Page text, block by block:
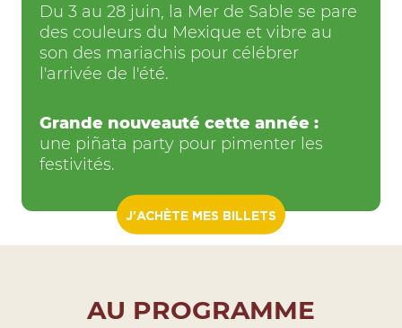
Du 3 au 28 juin, la Mer de Sable se pare
des couleurs du Mexique et vibre au
son des mariachis pour célébrer
l'arrivée de l'été.
Grande nouveauté cette année :
une piñata party pour pimenter les
festivités.
J'ACHÈTE MES BILLETS : FIESTA
AU PROGRAMME